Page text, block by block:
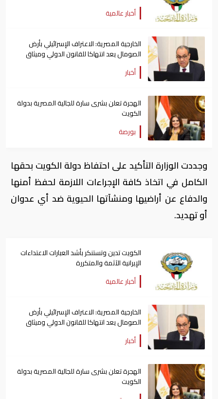
أخبار عالمية
الخارجية المصرية: الاعتراف الإسرائيلي بأرض
الصومال يعد انتهاكا للقانون الدولي وميثاق
الأمم المتحدة
أخبار
الهجرة تعلن بشرى سارة للجالية المصرية بدولة
الكويت
بورصة
وجددت الوزارة التأكيد على احتفاظ دولة الكويت بحقها
الكامل في اتخاذ كافة الإجراءات اللازمة لحفظ أمنها
والدفاع عن أراضيها ومنشآتها الحيوية ضد أي عدوان
أو تهديد.
الكويت تدين وتستنكر بأشد العبارات الاعتداءات
الإيرانية الآثمة والمتكررة
أخبار عالمية
الخارجية المصرية: الاعتراف الإسرائيلي بأرض
الصومال يعد انتهاكا للقانون الدولي وميثاق
الأمم المتحدة
أخبار
الهجرة تعلن بشرى سارة للجالية المصرية بدولة
الكويت